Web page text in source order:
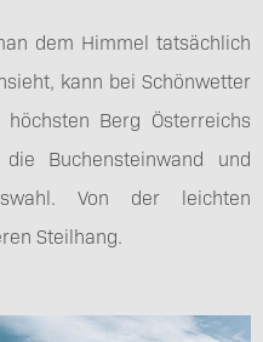
dem Himmel tatsächlich
kann bei Schönwetter
Berg Österreichs
Buchensteinwand und
Von der leichten
Steilhang.